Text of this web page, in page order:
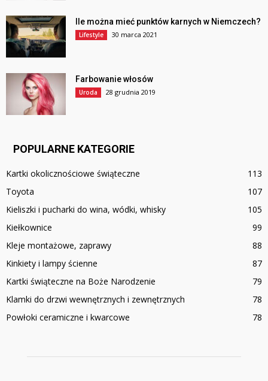
Ile można mieć punktów karnych w Niemczech?
Lifestyle 30 marca 2021
Farbowanie włosów
Uroda 28 grudnia 2019
POPULARNE KATEGORIE
Kartki okolicznościowe świąteczne
113
Toyota
107
Kieliszki i pucharki do wina, wódki, whisky
105
Kiełkownice
99
Kleje montażowe, zaprawy
88
Kinkiety i lampy ścienne
87
Kartki świąteczne na Boże Narodzenie
79
Klamki do drzwi wewnętrznych i zewnętrznych
78
Powłoki ceramiczne i kwarcowe
78